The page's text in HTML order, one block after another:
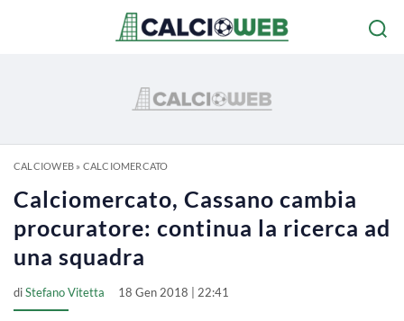
CALCIOWEB» CALCIOMERCATO
Calciomercato, Cassano cambia
procuratore: continua la ricerca ad
una squadra
diStefano Vitetta 18 Gen 2018 | 22:41